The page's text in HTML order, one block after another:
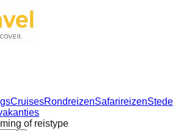
CruisesRondreizenSafarireizen
of reistype